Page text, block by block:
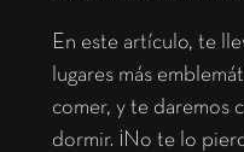
En este artículo, te
lugares más
comer, y te daremos
dormir. ¡No te lo